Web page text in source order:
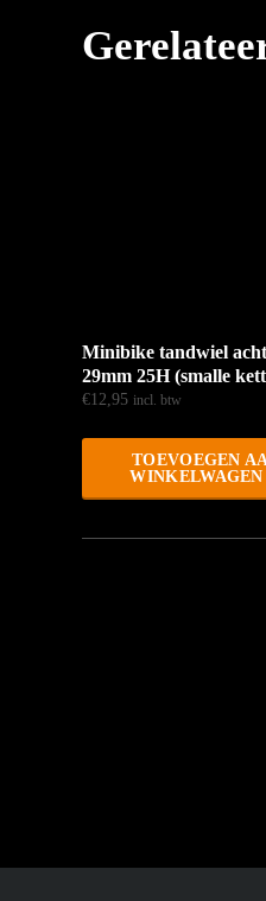
Minibike tandwiel
29mm 25H (smalle
€12,95 incl. btw
TOEVOEGEN
WINKELWAGEN